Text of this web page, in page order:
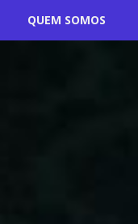
QUEM SOMOS